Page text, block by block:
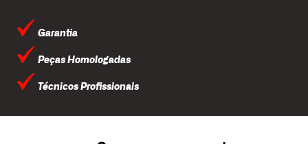
Garantia
Peças Homologadas
Técnicos Profissionais